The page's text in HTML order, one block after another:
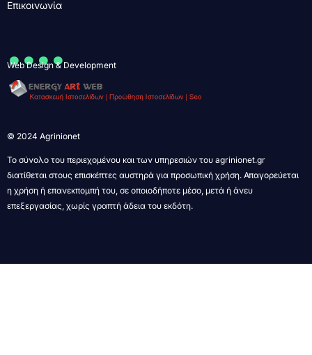
Επικοινωνία
....
Web Design & Development
© 2024 Agrinionet
Το σύνολο του περιεχομένου και των υπηρεσιών του agrinionet.gr
διατίθεται στους επισκέπτες αυστηρά για προσωπική χρήση. Απαγορεύεται
η χρήση ή επανεκπομπή του, σε οποιοδήποτε μέσο, μετά ή άνευ
επεξεργασίας, χωρίς γραπτή άδεια του εκδότη.